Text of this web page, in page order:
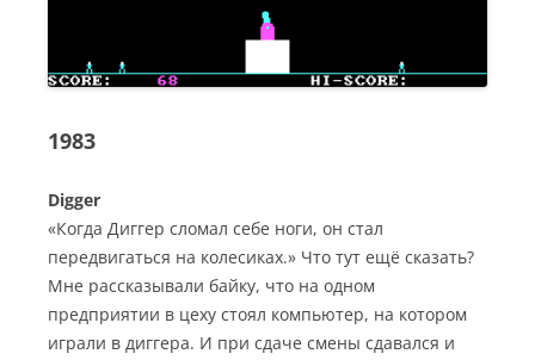
1983
Digger
«Когда Диггер сломал себе ноги, он стал
передвигаться на колесиках.» Что тут ещё сказать?
Мне рассказывали байку, что на одном
предприятии в цеху стоял компьютер, на котором
играли в диггера. И при сдаче смены сдавался и